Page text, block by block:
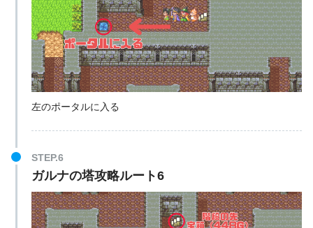
左のポータルに入る
STEP.6
ガルナの塔攻略ルート6